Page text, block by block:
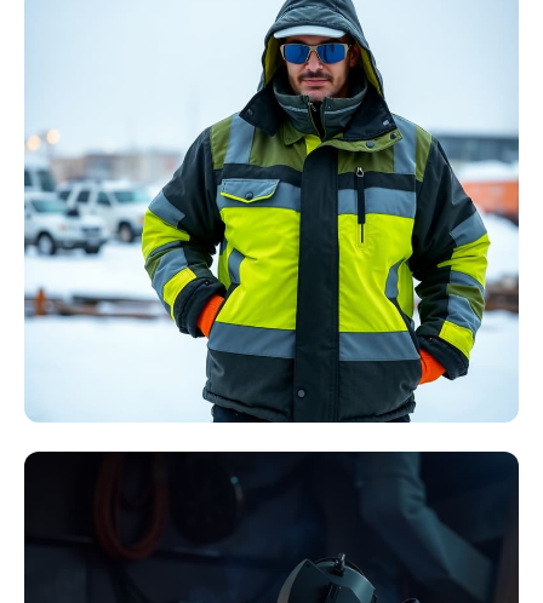
Störlichtbogen
Komplett-Sets
Winter Arbeitskleidung
Essentials